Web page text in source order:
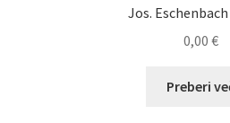
Jos.
0,00 €
Preberi